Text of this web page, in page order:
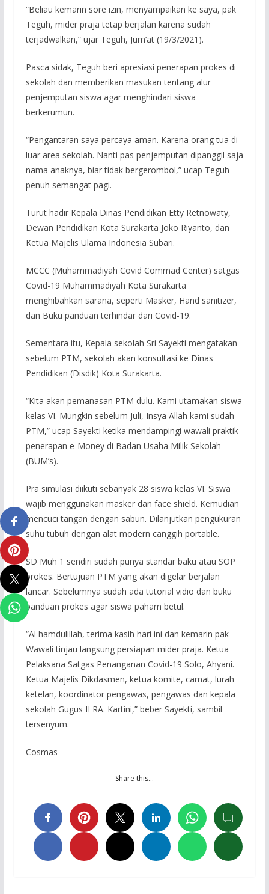
“Beliau kemarin sore izin, menyampaikan ke saya, pak
Teguh, mider praja tetap berjalan karena sudah
terjadwalkan,” ujar Teguh, Jum’at (19/3/2021).
Pasca sidak, Teguh beri apresiasi penerapan prokes di
sekolah dan memberikan masukan tentang alur
penjemputan siswa agar menghindari siswa
berkerumun.
“Pengantaran saya percaya aman. Karena orang tua di
luar area sekolah. Nanti pas penjemputan dipanggil saja
nama anaknya, biar tidak bergerombol,” ucap Teguh
penuh semangat pagi.
Turut hadir Kepala Dinas Pendidikan Etty Retnowaty,
Dewan Pendidikan Kota Surakarta Joko Riyanto, dan
Ketua Majelis Ulama Indonesia Subari.
MCCC (Muhammadiyah Covid Commad Center) satgas
Covid-19 Muhammadiyah Kota Surakarta
menghibahkan sarana, seperti Masker, Hand sanitizer,
dan Buku panduan terhindar dari Covid-19.
Sementara itu, Kepala sekolah Sri Sayekti mengatakan
sebelum PTM, sekolah akan konsultasi ke Dinas
Pendidikan (Disdik) Kota Surakarta.
“Kita akan pemanasan PTM dulu. Kami utamakan siswa
kelas VI. Mungkin sebelum Juli, Insya Allah kami sudah
PTM,” ucap Sayekti ketika mendampingi wawali praktik
penerapan e-Money di Badan Usaha Milik Sekolah
(BUM’s).
Pra simulasi diikuti sebanyak 28 siswa kelas VI. Siswa
wajib menggunakan masker dan face shield. Kemudian
mencuci tangan dengan sabun. Dilanjutkan pengukuran
suhu tubuh dengan alat modern canggih portable.
SD Muh 1 sendiri sudah punya standar baku atau SOP
prokes. Bertujuan PTM yang akan digelar berjalan
lancar. Sebelumnya sudah ada tutorial vidio dan buku
panduan prokes agar siswa paham betul.
“Al hamdulillah, terima kasih hari ini dan kemarin pak
Wawali tinjau langsung persiapan mider praja. Ketua
Pelaksana Satgas Penanganan Covid-19 Solo, Ahyani.
Ketua Majelis Dikdasmen, ketua komite, camat, lurah
ketelan, koordinator pengawas, pengawas dan kepala
sekolah Gugus II RA. Kartini,” beber Sayekti, sambil
tersenyum.
Cosmas
Share this…